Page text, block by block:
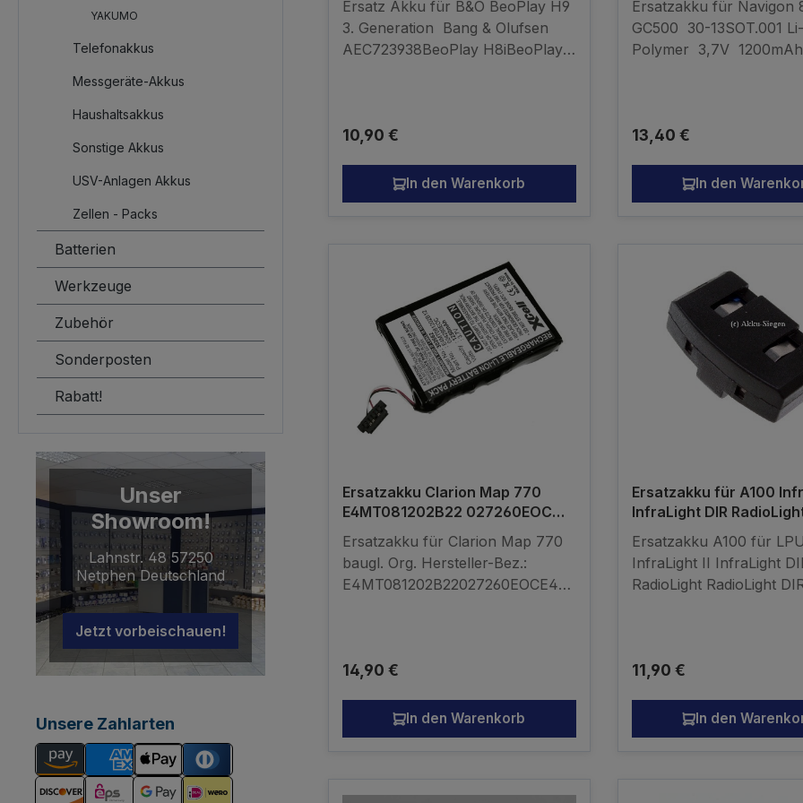
YAKUMO
Telefonakkus
Messgeräte-Akkus
Haushaltsakkus
Sonstige Akkus
USV-Anlagen Akkus
Zellen - Packs
Batterien
Werkzeuge
Zubehör
Sonderposten
Rabatt!
Unser
Showroom!
Lahnstr. 48 57250
Netphen Deutschland
Jetzt vorbeischauen!
Unsere Zahlarten
Ersatz Akku für B&O BeoPlay H9
3. Generation Bang & Olufsen
AEC723938BeoPlay H8iBeoPlay
Originalakku
Regulärer Preis:
10,90 €
In den Warenkorb
Ersatzakku für Navigon
GC500 30-13SOT.001 Li-
Polymer 3,7V 1200mAh
Regulärer Preis:
13,40 €
In den
Ersatzakku Clarion Map 770
E4MT081202B22 027260EOC
E4MT081202B1
Ersatzakku für Clarion Map 770
baugl. Org. Hersteller-Bez.:
E4MT081202B22027260EOCE4M
Originalakku
Regulärer Preis:
14,90 €
In den Warenkorb
Ersatzakku für A100
InfraLight DIR
RadioLight DIR LPU-1
Ersatzakku A100 für
InfraLight II InfraLight
RadioLight RadioLight
Regulärer Preis:
11,90 €
In den